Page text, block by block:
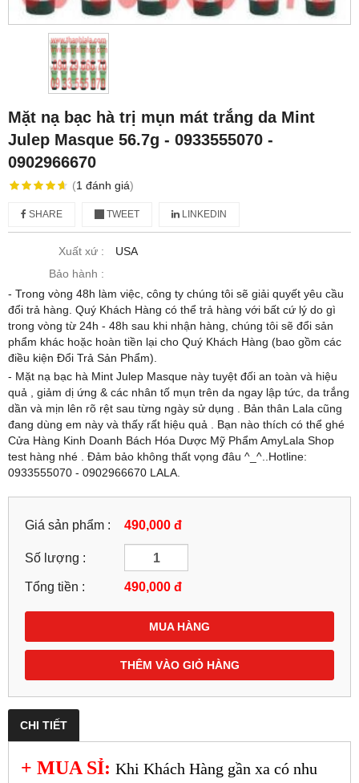
Mặt nạ bạc hà trị mụn mát trắng da Mint
Julep Masque 56.7g - 0933555070 -
0902966670
(1 đánh giá)
SHARE TWEET LINKEDIN
Xuất xứ :
USA
Bảo hành :
- Trong vòng 48h làm việc, công ty chúng tôi sẽ giải quyết yêu cầu
đổi trả hàng. Quý Khách Hàng có thể trả hàng với bất cứ lý do gì
trong vòng từ 24h - 48h sau khi nhận hàng, chúng tôi sẽ đổi sản
phẩm khác hoặc hoàn tiền lại cho Quý Khách Hàng (bao gồm các
điều kiện Đổi Trả Sản Phẩm).
- Mặt nạ bạc hà Mint Julep Masque này tuyệt đối an toàn và hiệu
quả , giảm dị ứng & các nhân tố mụn trên da ngay lập tức, da trắng
dần và mịn lên rõ rệt sau từng ngày sử dụng . Bản thân Lala cũng
đang dùng em này và thấy rất hiệu quả . Bạn nào thích có thể ghé
Cửa Hàng Kinh Doanh Bách Hóa Dược Mỹ Phẩm AmyLala Shop
test hàng nhé . Đảm bảo không thất vọng đâu ^_^..Hotline:
0933555070 - 0902966670 LALA.
Giá sản phẩm : 490,000 đ
Số lượng :
Tổng tiền : 490,000 đ
MUA HÀNG
THÊM VÀO GIỎ HÀNG
CHI TIẾT
+ MUA SỈ: Khi Khách Hàng gần xa có nhu